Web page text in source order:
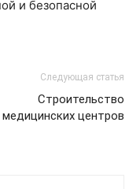
и безопасной
Следующая статья
Строительство
медицинских центров